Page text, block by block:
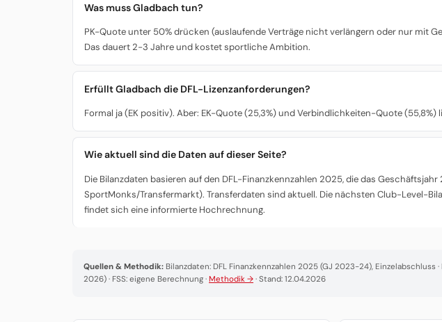
Was muss Gladbach tun?
PK-Quote unter 50% drücken (auslaufende Verträge nicht verlängern oder nur mit
Das dauert 2-3 Jahre und kostet sportliche Ambition.
Erfüllt Gladbach die DFL-Lizenzanforderungen?
Formal ja (EK positiv). Aber: EK-Quote (25,3%) und Verbindlichkeiten-Quote
Wie aktuell sind die Daten auf dieser Seite?
Die Bilanzdaten basieren auf den DFL-Finanzkennzahlen 2025, die das
SportMonks/Transfermarkt). Transferdaten sind aktuell. Die nächsten Club-Level-
findet sich eine informierte Hochrechnung.
Quellen & Methodik: Bilanzdaten: DFL Finanzkennzahlen 2025 (GJ 2023-24),
2026) · FSS: eigene Berechnung · Methodik → · Stand: 12.04.2026